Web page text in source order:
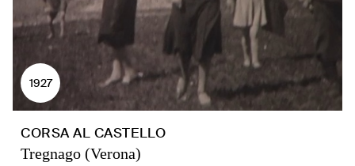
1927
CORSA AL CASTELLO
Tregnago (Verona)